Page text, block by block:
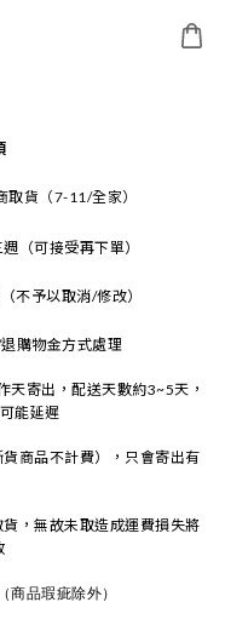
貨（7-11/全家）
（可接受再下單）
不予以取消/修改）
購物金方式處理
天寄出，配送天數約3~5天，
能延遲
商品不計費），只會寄出有
，無故未取造成運費損失將
品瑕疵除外）